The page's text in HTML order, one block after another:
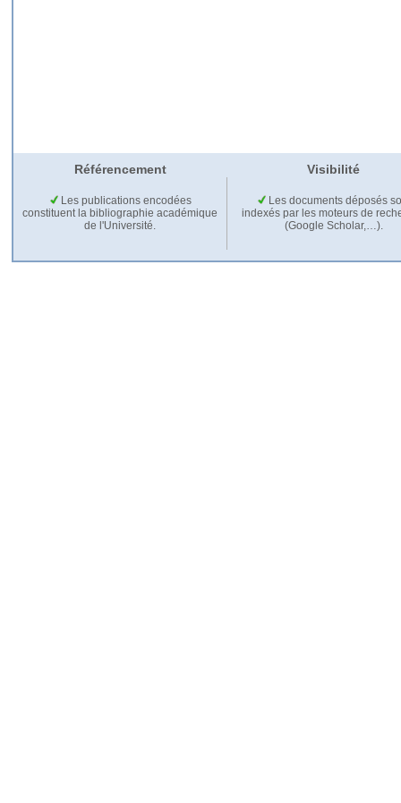
Référencement Visibilité
Les publications encodées
constituent la bibliographie académique
de l'Université.
Les documents déposés
indexés par les moteurs de
(Google Scholar,…).